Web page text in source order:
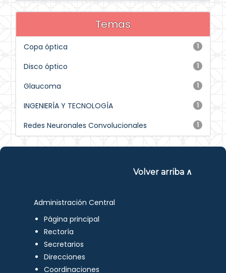
Temas
1
Copa óptica
1
Disco óptico
1
Glaucoma
1
INGENIERÍA Y TECNOLOGÍA
1
Redes Neuronales Convolucionales
Volver arriba ∧
Administración Central
Página principal
Rectoría
Secretarios
Direcciones
Coordinaciones